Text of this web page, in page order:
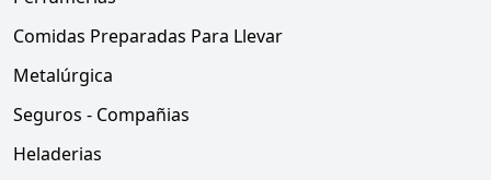
Comidas Preparadas Para Llevar
Metalúrgica
Seguros - Compañias
Heladerias